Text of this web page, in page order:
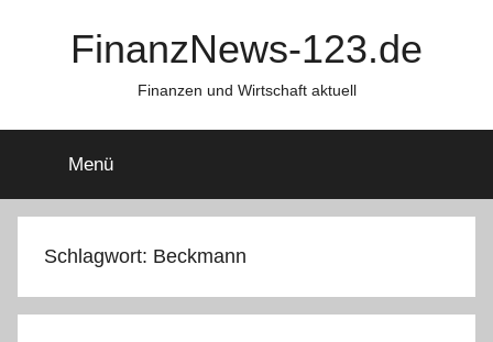
FinanzNews-123.de
Finanzen und Wirtschaft aktuell
Menü
Schlagwort: Beckmann